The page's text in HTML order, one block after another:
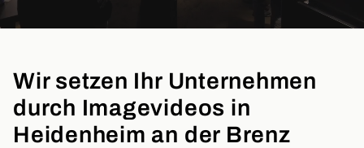
Wir setzen Ihr Unternehmen
durch Imagevideos in
Heidenheim an der Brenz